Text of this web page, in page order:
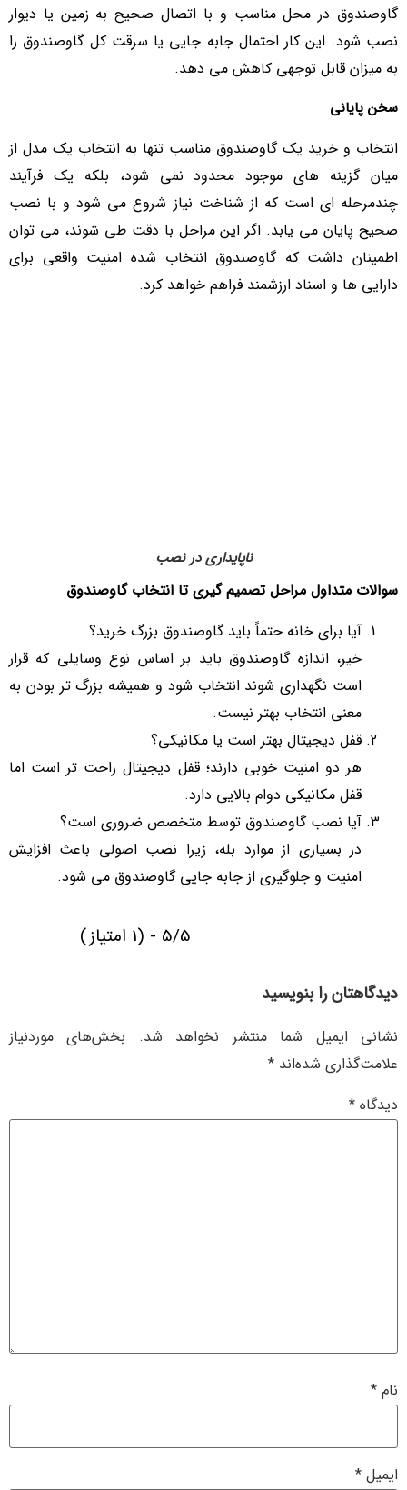
گاوصندوق در محل مناسب و با اتصال صحیح به زمین یا دیوار
نصب شود. این کار احتمال جابه جایی یا سرقت کل گاوصندوق را
به میزان قابل توجهی کاهش می دهد.
سخن پایانی
انتخاب و خرید یک گاوصندوق مناسب تنها به انتخاب یک مدل از
میان گزینه های موجود محدود نمی شود، بلکه یک فرآیند
چندمرحله ای است که از شناخت نیاز شروع می شود و با نصب
صحیح پایان می یابد. اگر این مراحل با دقت طی شوند، می توان
اطمینان داشت که گاوصندوق انتخاب شده امنیت واقعی برای
دارایی ها و اسناد ارزشمند فراهم خواهد کرد.
ناپایداری در نصب
سوالات متداول مراحل تصمیم گیری تا انتخاب گاوصندوق
آیا برای خانه حتماً باید گاوصندوق بزرگ خرید؟
خیر، اندازه گاوصندوق باید بر اساس نوع وسایلی که قرار
است نگهداری شوند انتخاب شود و همیشه بزرگ تر بودن به
معنی انتخاب بهتر نیست.
قفل دیجیتال بهتر است یا مکانیکی؟
هر دو امنیت خوبی دارند؛ قفل دیجیتال راحت تر است اما
قفل مکانیکی دوام بالایی دارد.
آیا نصب گاوصندوق توسط متخصص ضروری است؟
در بسیاری از موارد بله، زیرا نصب اصولی باعث افزایش
امنیت و جلوگیری از جابه جایی گاوصندوق می شود.
5/5 - (1 امتیاز)
دیدگاهتان را بنویسید
نشانی ایمیل شما منتشر نخواهد شد.
بخش‌های موردنیاز
علامت‌گذاری شده‌اند *
دیدگاه *
نام *
ایمیل *